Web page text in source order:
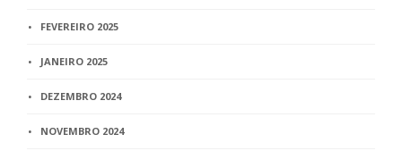
FEVEREIRO 2025
JANEIRO 2025
DEZEMBRO 2024
NOVEMBRO 2024